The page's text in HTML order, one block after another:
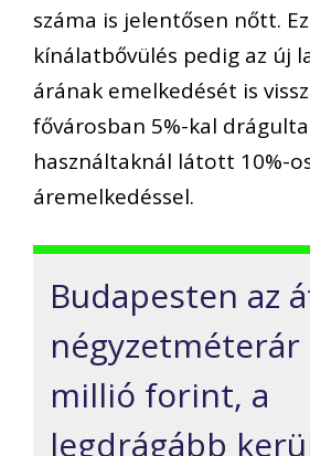
száma is jelentősen nőtt.
kínálatbővülés pedig az új
árának emelkedését is
fővárosban 5%-kal
használtaknál látott 10%-
áremelkedéssel.
Budapesten az
négyzetméterár
millió forint, a
legdrágább